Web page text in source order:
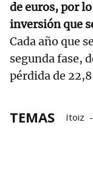
de euros, por
inversión que
Cada año que
segunda fase,
pérdida de
TEMAS Itoiz